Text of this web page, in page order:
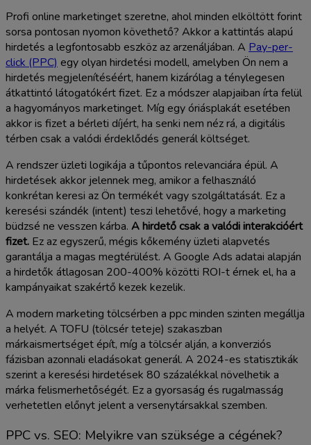
Profi online marketinget szeretne, ahol minden elköltött forint
sorsa pontosan nyomon követhető? Akkor a kattintás alapú
hirdetés a legfontosabb eszköz az arzenáljában. A Pay-per-
click (PPC) egy olyan hirdetési modell, amelyben Ön nem a
hirdetés megjelenítéséért, hanem kizárólag a ténylegesen
átkattintó látogatókért fizet. Ez a módszer alapjaiban írta felül
a hagyományos marketinget. Míg egy óriásplakát esetében
akkor is fizet a bérleti díjért, ha senki nem néz rá, a digitális
térben csak a valódi érdeklődés generál költséget.
A rendszer üzleti logikája a tűpontos relevanciára épül. A
hirdetések akkor jelennek meg, amikor a felhasználó
konkrétan keresi az Ön termékét vagy szolgáltatását. Ez a
keresési szándék (intent) teszi lehetővé, hogy a marketing
büdzsé ne vesszen kárba. A hirdető csak a valódi interakcióért
fizet. Ez az egyszerű, mégis kőkemény üzleti alapvetés
garantálja a magas megtérülést. A Google Ads adatai alapján
a hirdetők átlagosan 200-400% közötti ROI-t érnek el, ha a
kampányaikat szakértő kezek kezelik.
A modern marketing tölcsérben a ppc minden szinten megállja
a helyét. A TOFU (tölcsér teteje) szakaszban
márkaismertséget épít, míg a tölcsér alján, a konverziós
fázisban azonnali eladásokat generál. A 2024-es statisztikák
szerint a keresési hirdetések 80 százalékkal növelhetik a
márka felismerhetőségét. Ez a gyorsaság és rugalmasság
verhetetlen előnyt jelent a versenytársakkal szemben.
PPC vs. SEO: Melyikre van szüksége a cégének?